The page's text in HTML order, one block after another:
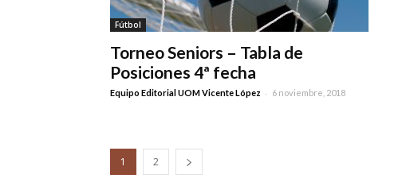
Fútbol
Torneo Seniors – Tabla de
Posiciones 4ª fecha
Equipo Editorial UOM Vicente López - 6 noviembre, 2018
1 2